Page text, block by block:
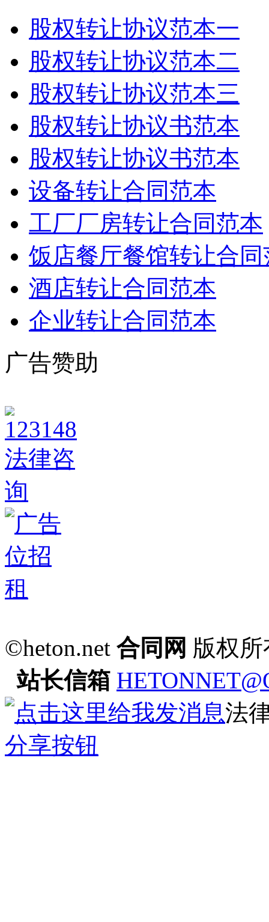
股权转让协议范本一
股权转让协议范本二
股权转让协议范本三
股权转让协议书范本
股权转让协议书范本
设备转让合同范本
工厂厂房转让合同范本
饭店餐厅餐馆转让合同
酒店转让合同范本
企业转让合同范本
广告赞助
©heton.net 合同网 版权所
站长信箱
法
分享按钮